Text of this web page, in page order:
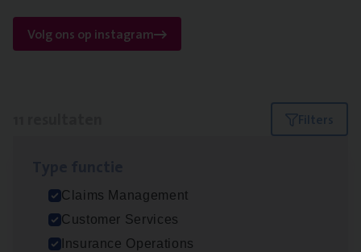
Volg ons op instagram
Filters
Claims Management
Customer Services
Insurance Operations
Dos­sier­be­heer­der Gewaar­borgd Inkomen
Insurance Operations
Antwerpen